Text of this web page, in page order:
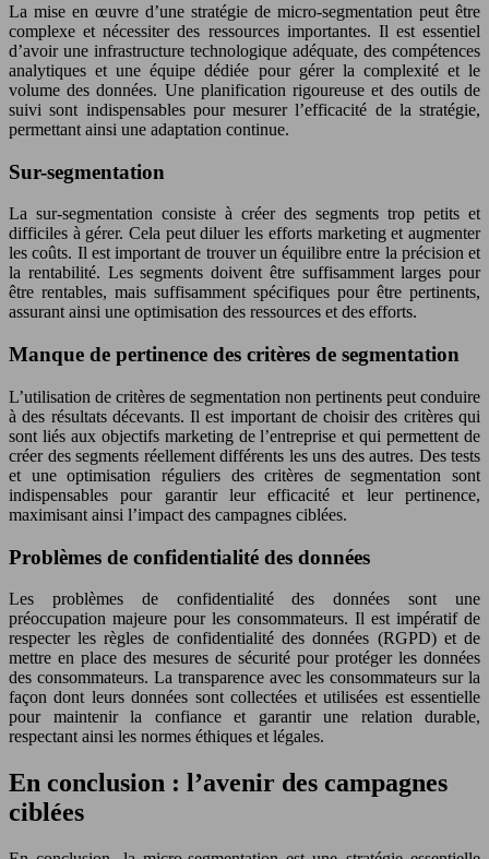
La mise en œuvre d’une stratégie de micro-segmentation peut être
complexe et nécessiter des ressources importantes. Il est essentiel
d’avoir une infrastructure technologique adéquate, des compétences
analytiques et une équipe dédiée pour gérer la complexité et le
volume des données. Une planification rigoureuse et des outils de
suivi sont indispensables pour mesurer l’efficacité de la stratégie,
permettant ainsi une adaptation continue.
Sur-segmentation
La sur-segmentation consiste à créer des segments trop petits et
difficiles à gérer. Cela peut diluer les efforts marketing et augmenter
les coûts. Il est important de trouver un équilibre entre la précision et
la rentabilité. Les segments doivent être suffisamment larges pour
être rentables, mais suffisamment spécifiques pour être pertinents,
assurant ainsi une optimisation des ressources et des efforts.
Manque de pertinence des critères de segmentation
L’utilisation de critères de segmentation non pertinents peut conduire
à des résultats décevants. Il est important de choisir des critères qui
sont liés aux objectifs marketing de l’entreprise et qui permettent de
créer des segments réellement différents les uns des autres. Des tests
et une optimisation réguliers des critères de segmentation sont
indispensables pour garantir leur efficacité et leur pertinence,
maximisant ainsi l’impact des campagnes ciblées.
Problèmes de confidentialité des données
Les problèmes de confidentialité des données sont une
préoccupation majeure pour les consommateurs. Il est impératif de
respecter les règles de confidentialité des données (RGPD) et de
mettre en place des mesures de sécurité pour protéger les données
des consommateurs. La transparence avec les consommateurs sur la
façon dont leurs données sont collectées et utilisées est essentielle
pour maintenir la confiance et garantir une relation durable,
respectant ainsi les normes éthiques et légales.
En conclusion : l’avenir des campagnes
ciblées